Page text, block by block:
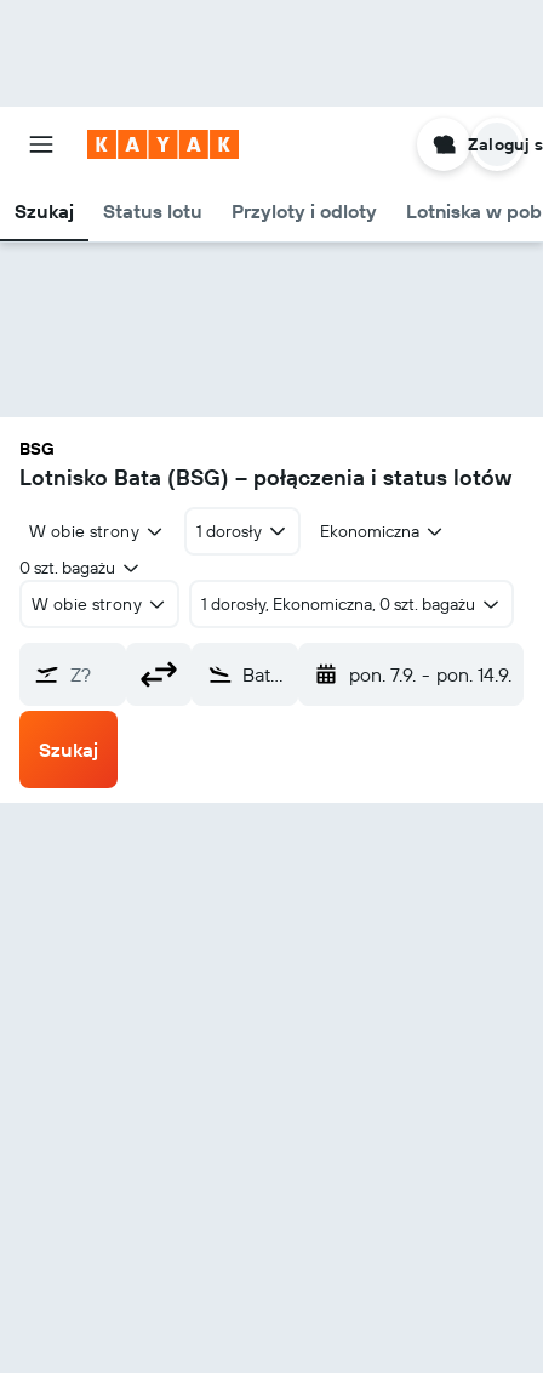
Szukaj Status lotu Przyloty i odloty Lotniska w
Zaloguj
BSG
Lotnisko Bata (BSG) – połączenia i status lotów
W obie strony 1 dorosły
Ekonomiczna
0 szt. bagażu
W obie strony
1 dorosły, Ekonomiczna, 0 szt. bagażu
Z? Bata (BSG) pon. 7.9. - pon. 14.9.
Szukaj